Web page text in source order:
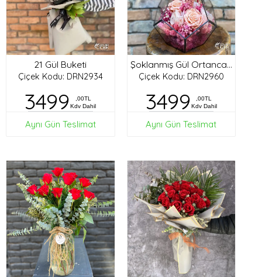
21 Gül Buketi
Çiçek Kodu: DRN2934
3499
,00TL
Kdv Dahil
Aynı Gün Teslimat
Şoklanmış Gül Ortanca Tasarım
Çiçek Kodu: DRN2960
3499
,00TL
Kdv Dahil
Aynı Gün Teslimat